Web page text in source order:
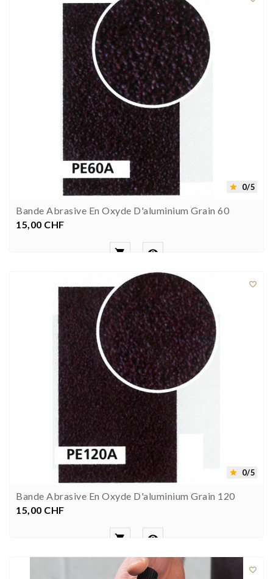
 0/5
Bande Abrasive En Oxyde D'aluminium Grain 60
Prezzo
15,00 CHF
 

 0/5
Bande Abrasive En Oxyde D'aluminium Grain 120
Prezzo
15,00 CHF
 
